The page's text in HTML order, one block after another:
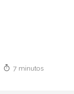
7 minutos